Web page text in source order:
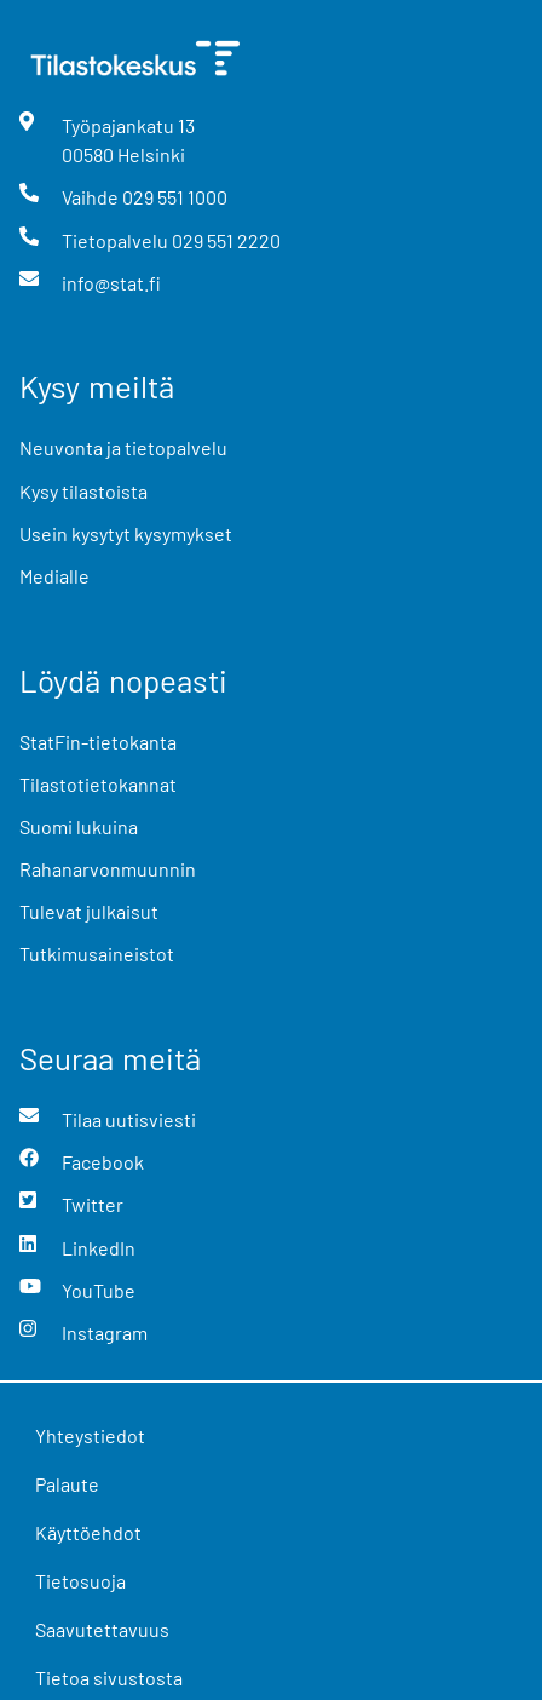
Työpajankatu 13
00580 Helsinki
Vaihde 029 551 1000
Tietopalvelu 029 551 2220
info@stat.fi
Kysy meiltä
Neuvonta ja tietopalvelu
Kysy tilastoista
Usein kysytyt kysymykset
Medialle
Löydä nopeasti
StatFin-tietokanta
Tilastotietokannat
Suomi lukuina
Rahanarvonmuunnin
Tulevat julkaisut
Tutkimusaineistot
Seuraa meitä
Tilaa uutisviesti
Facebook
Twitter
LinkedIn
YouTube
Instagram
Yhteystiedot
Palaute
Käyttöehdot
Tietosuoja
Saavutettavuus
Tietoa sivustosta